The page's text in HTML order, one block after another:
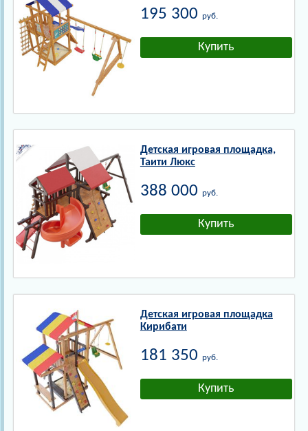
195 300 руб.
Детская игровая площадка,
Таити Люкс
388 000 руб.
Детская игровая площадка
Кирибати
181 350 руб.